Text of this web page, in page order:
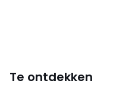
Te ontdekken